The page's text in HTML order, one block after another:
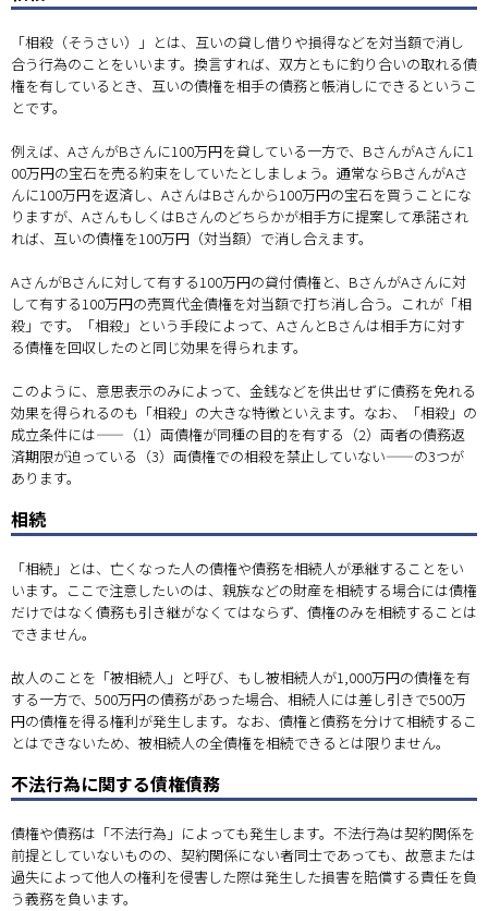
「相殺（そうさい）」とは、互いの貸し借りや損得などを対当額で消し
合う行為のことをいいます。換言すれば、双方ともに釣り合いの取れる債
権を有しているとき、互いの債権を相手の債務と帳消しにできるというこ
とです。
例えば、AさんがBさんに100万円を貸している一方で、BさんがAさんに1
00万円の宝石を売る約束をしていたとしましょう。通常ならBさんがAさ
んに100万円を返済し、AさんはBさんから100万円の宝石を買うことにな
りますが、AさんもしくはBさんのどちらかが相手方に提案して承諾され
れば、互いの債権を100万円（対当額）で消し合えます。
AさんがBさんに対して有する100万円の貸付債権と、BさんがAさんに対
して有する100万円の売買代金債権を対当額で打ち消し合う。これが「相
殺」です。「相殺」という手段によって、AさんとBさんは相手方に対す
る債権を回収したのと同じ効果を得られます。
このように、意思表示のみによって、金銭などを供出せずに債務を免れる
効果を得られるのも「相殺」の大きな特徴といえます。なお、「相殺」の
成立条件には——（1）両債権が同種の目的を有する（2）両者の債務返
済期限が迫っている（3）両債権での相殺を禁止していない——の3つが
あります。
相続
「相続」とは、亡くなった人の債権や債務を相続人が承継することをい
います。ここで注意したいのは、親族などの財産を相続する場合には債権
だけではなく債務も引き継がなくてはならず、債権のみを相続することは
できません。
故人のことを「被相続人」と呼び、もし被相続人が1,000万円の債権を有
する一方で、500万円の債務があった場合、相続人には差し引きで500万
円の債権を得る権利が発生します。なお、債権と債務を分けて相続するこ
とはできないため、被相続人の全債権を相続できるとは限りません。
不法行為に関する債権債務
債権や債務は「不法行為」によっても発生します。不法行為は契約関係を
前提としていないものの、契約関係にない者同士であっても、故意または
過失によって他人の権利を侵害した際は発生した損害を賠償する責任を負
う義務を負います。